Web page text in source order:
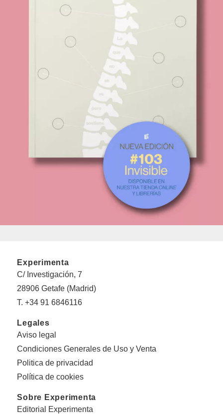
Experimenta
C/ Investigación, 7
28906 Getafe (Madrid)
T. +34 91 6846116
Legales
Aviso legal
Condiciones Generales de Uso y Venta
Politica de privacidad
Política de cookies
Sobre Experimenta
Editorial Experimenta